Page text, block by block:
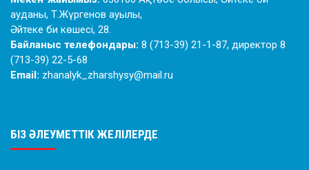
ауданы, Т.Жүргенов ауылы,
Әйтеке би көшесі, 28.
Байланыс телефондары: 8 (713-39) 21-1-87, директор 8
(713-39) 22-5-68
Email: zhanalyk_zharshysy@mail.ru
БІЗ ӘЛЕУМЕТТІК ЖЕЛІЛЕРДЕ